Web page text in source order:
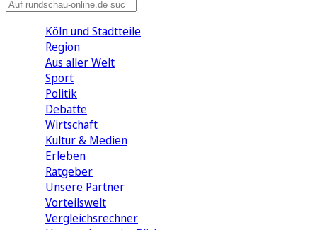
Köln und Stadtteile
Region
Aus aller Welt
Sport
Politik
Debatte
Wirtschaft
Kultur & Medien
Erleben
Ratgeber
Unsere Partner
Vorteilswelt
Vergleichsrechner